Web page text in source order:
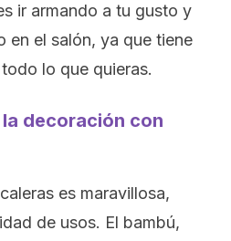
ir armando a tu gusto y
en el salón, ya que tiene
lo que quieras.
decoración con
es maravillosa,
de usos. El bambú,